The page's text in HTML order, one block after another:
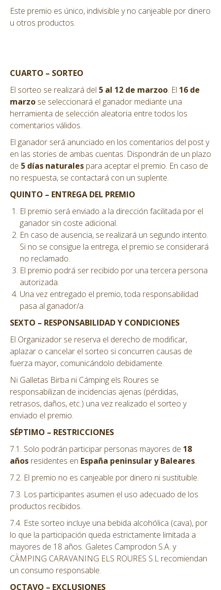
Este premio es único, indivisible y no canjeable por dinero
u otros productos.
CUARTO – SORTEO
El sorteo se realizará del 5 al 12 de marzoo. El 16 de
marzo se seleccionará el ganador mediante una
herramienta de selección aleatoria entre todos los
comentarios válidos.
El ganador será anunciado en los comentarios del post y
en las stories de ambas cuentas. Dispondrán de un plazo
de 5 días naturales para aceptar el premio. En caso de
no respuesta, se contactará con un suplente.
QUINTO – ENTREGA DEL PREMIO
El premio será enviado a la dirección facilitada por el
ganador sin coste adicional.
En caso de ausencia, se realizará un segundo intento.
Si no se consigue la entrega, el premio se considerará
no reclamado.
El premio podrá ser recibido por una tercera persona
autorizada.
Una vez entregado el premio, toda responsabilidad
pasa al ganador/a.
SEXTO – RESPONSABILIDAD Y CONDICIONES
El Organizador se reserva el derecho de modificar,
aplazar o cancelar el sorteo si concurren causas de
fuerza mayor, comunicándolo debidamente.
Ni Galletas Birba ni Cámping els Roures se
responsabilizan de incidencias ajenas (pérdidas,
retrasos, daños, etc.) una vez realizado el sorteo y
enviado el premio.
SÉPTIMO – RESTRICCIONES
7.1. Solo podrán participar personas mayores de 18
años residentes en España peninsular y Baleares.
7.2. El premio no es canjeable por dinero ni sustituible.
7.3. Los participantes asumen el uso adecuado de los
productos recibidos.
7.4. Este sorteo incluye una bebida alcohólica (cava), por
lo que la participación queda estrictamente limitada a
mayores de 18 años. Galetes Camprodon S.A. y
CÀMPING CARAVANING ELS ROURES S.L recomiendan
un consumo responsable.
OCTAVO – EXCLUSIONES